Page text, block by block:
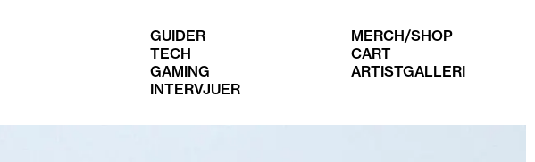
GUIDER
TECH
GAMING
INTERVJUER
MERCH/SHOP
CART
ARTISTGALLERI